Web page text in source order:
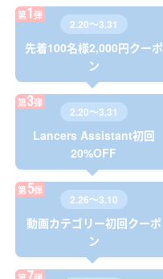
第1 弾
2.20〜3.31
先着100名様2,000円クーポ
ン
第3弾
2.20〜3.31
Lancers Assistant初回
20%OFF
第5弾
2.26〜3.10
動画カテゴリー初回クーポ
ン